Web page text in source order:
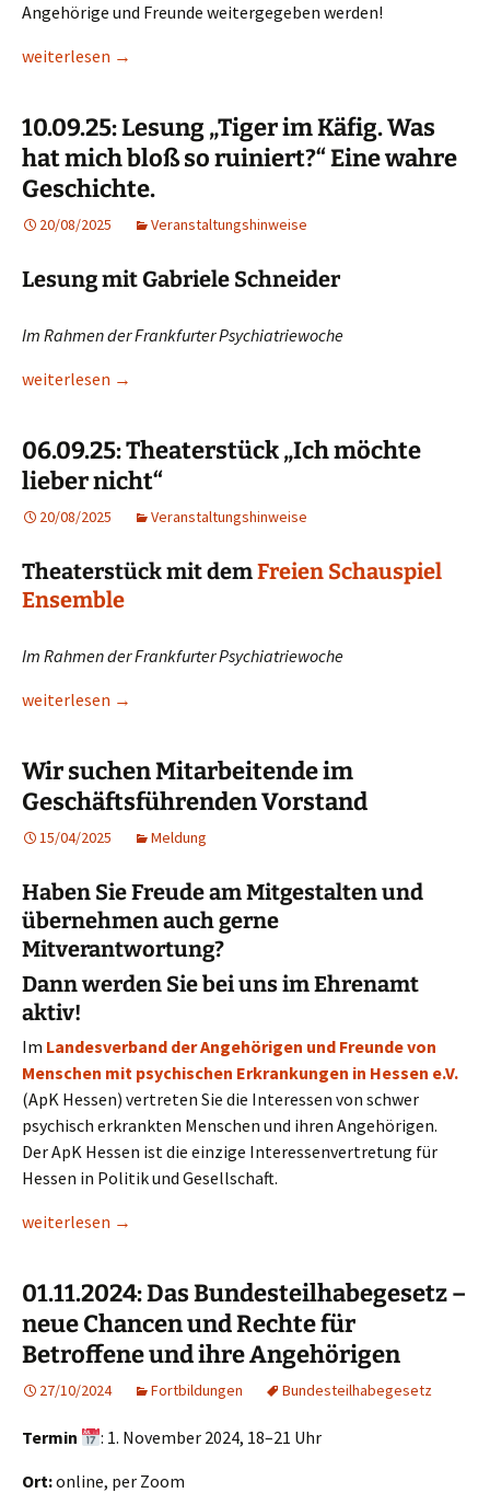
Angehörige und Freunde weitergegeben werden!
6 Gesprächsabende unter Angehörigen – Februar–November
weiterlesen →
10.09.25: Lesung „Tiger im Käfig. Was
hat mich bloß so ruiniert?“ Eine wahre
Geschichte.
20/08/2025 Veranstaltungshinweise
Lesung mit Gabriele Schneider
Im Rahmen der Frankfurter Psychiatriewoche
10.09.25: Lesung „Tiger im Käfig. Was hat mich bloß so
weiterlesen →
06.09.25: Theaterstück „Ich möchte
lieber nicht“
20/08/2025 Veranstaltungshinweise
Theaterstück mit demFreien Schauspiel
Ensemble
Im Rahmen der Frankfurter Psychiatriewoche
06.09.25: Theaterstück „Ich möchte lieber nicht“
weiterlesen →
Wir suchen Mitarbeitende im
Geschäftsführenden Vorstand
15/04/2025 Meldung
Haben Sie Freude am Mitgestalten und
übernehmen auch gerne
Mitverantwortung?
Dann werden Sie bei uns im Ehrenamt
aktiv!
Im Landesverband der Angehörigen und Freunde von
Menschen mit psychischen Erkrankungen in Hessen e.V.
(ApK Hessen) vertreten Sie die Interessen von schwer
psychisch erkrankten Menschen und ihren Angehörigen.
Der ApK Hessen ist die einzige Interessenvertretung für
Hessen in Politik und Gesellschaft.
Wir suchen Mitarbeitende im Geschäftsführenden Vorstand
weiterlesen →
01.11.2024: Das Bundesteilhabegesetz –
neue Chancen und Rechte für
Betroffene und ihre Angehörigen
27/10/2024 Fortbildungen Bundesteilhabegesetz
Termin
: 1. November 2024, 18–21 Uhr
Ort:online, per Zoom